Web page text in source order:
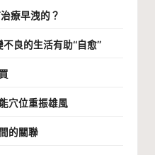
療早洩的？
良的生活有助“自愈”
穴位重振雄風
的關聯